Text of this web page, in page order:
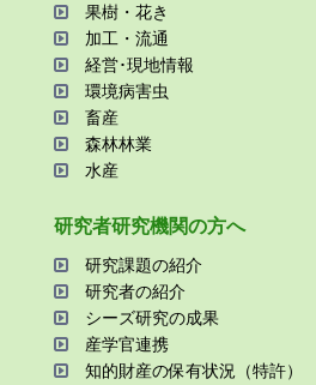
果樹・花き
加⼯・流通
経営･現地情報
環境病害⾍
畜産
森林林業
⽔産
研究者研究機関の⽅へ
研究課題の紹介
研究者の紹介
シーズ研究の成果
産学官連携
知的財産の保有状況（特許）